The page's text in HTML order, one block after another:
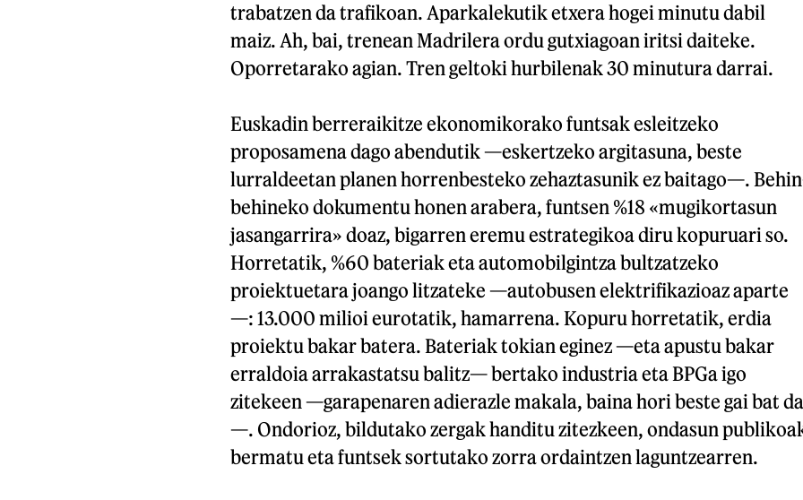
trabatzen da trafikoan. Aparkalekutik etxera hogei minutu dabil
maiz. Ah, bai, trenean Madrilera ordu gutxiagoan iritsi daiteke.
Oporretarako agian. Tren geltoki hurbilenak 30 minutura darrai.
Euskadin berreraikitze ekonomikorako funtsak esleitzeko
proposamena dago abendutik —eskertzeko argitasuna, beste
lurraldeetan planen horrenbesteko zehaztasunik ez baitago—.
behineko dokumentu honen arabera, funtsen %18 «mugikortasun
jasangarrira» doaz, bigarren eremu estrategikoa diru kopuruari so.
Horretatik, %60 bateriak eta automobilgintza bultzatzeko
proiektuetara joango litzateke —autobusen elektrifikazioaz aparte
—: 13.000 milioi eurotatik, hamarrena. Kopuru horretatik, erdia
proiektu bakar batera. Bateriak tokian eginez —eta apustu bakar
erraldoia arrakastatsu balitz— bertako industria eta BPGa igo
zitekeen —garapenaren adierazle makala, baina hori beste gai bat da
—. Ondorioz, bildutako zergak handitu zitezkeen, ondasun
bermatu eta funtsek sortutako zorra ordaintzen laguntzearren.